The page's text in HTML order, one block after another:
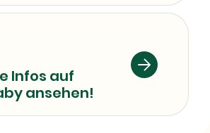
Infos auf
ansehen!